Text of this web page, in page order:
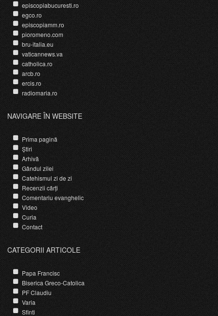
episcopiabucuresti.ro
egco.ro
episcopiamm.ro
pioromeno.com
bru-italia.eu
vaticannews.va
catholica.ro
arcb.ro
ercis.ro
radiomaria.ro
NAVIGARE ÎN WEBSITE
Prima pagină
Știri
Arhivă
Gândul zilei
Catehismul zi de zi
Recenzii cărți
Comentariu evanghelic
Video
Curia
Contact
CATEGORII ARTICOLE
Papa Francisc
Biserica Greco-Catolica
PF Claudiu
Varia
Sfinti